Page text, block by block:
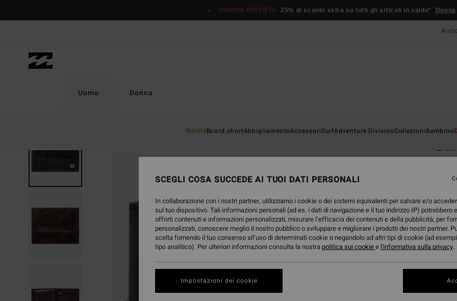
prodotto
DOPPIA OFFERTA 25% di sconto extra su tutti gli articoli in saldo* Donna
Uomo
NovitàBoard shortAbbigliamentoAccessoriSurfAdventure DivisionCollezioniBambino
Donna
SCEGLI COSA SUCCEDE AI TUOI DATI PERSONALI
In collaborazione con i nostri partner, utilizziamo i cookie o dei sistemi equivalenti per salvare e/o
sul tuo dispositivo. Tali informazioni personali (ad es. i dati di navigazione e il tuo indirizzo IP) potrebbero
offrirti contenuti e informazioni personalizzati, misurare l’efficacia dei contenuti e della pubblicità, per
personalizzati, conoscere meglio il nostro pubblico o sviluppare e migliorare i prodotti dei nostri partner.
scelta fornendo il tuo consenso all’uso di determinati cookie o negandolo ad altri tipi di cookie (ad
tipo analitico). Per ulteriori informazioni consulta la nostra politica sui cookiee l'informativa sulla privacy.
Impostazioni dei cookie